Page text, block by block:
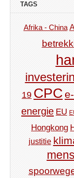
TAGS
Afrika - China
19 CPC
energie EU
Hongkong
justitie